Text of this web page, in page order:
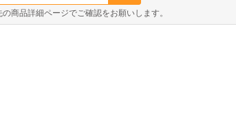
商品詳細ページでご確認をお願いします。